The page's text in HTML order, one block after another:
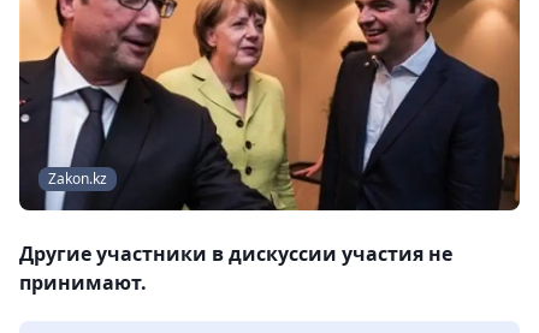
Zakon.kz
Другие участники в дискуссии участия не
принимают.